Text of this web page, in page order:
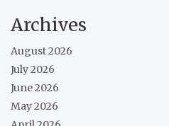
Archives
August 2026
July 2026
June 2026
May 2026